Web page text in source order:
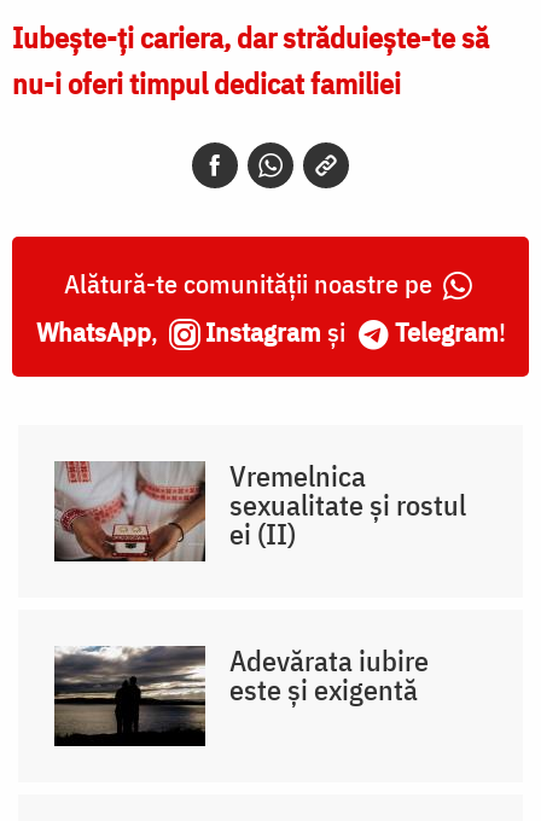
Iubește-ți cariera, dar străduiește-te să
nu-i oferi timpul dedicat familiei
Alătură-te comunității noastre pe
WhatsApp, Instagram și Telegram!
Vremelnica
sexualitate și rostul
ei (II)
Adevărata iubire
este și exigentă